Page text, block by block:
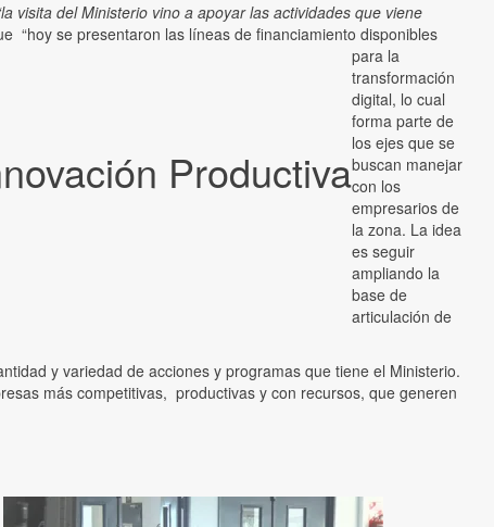
Productiva
visita del Ministerio vino a apoyar las actividades que viene
“hoy se presentaron las líneas de financiamiento disponibles
para la
transformación
digital, lo cual
forma parte de
los ejes que se
buscan manejar
con los
empresarios de
la zona. La idea
es seguir
ampliando la
base de
articulación de
y variedad de acciones y programas que tiene el Ministerio.
más competitivas, productivas y con recursos, que generen